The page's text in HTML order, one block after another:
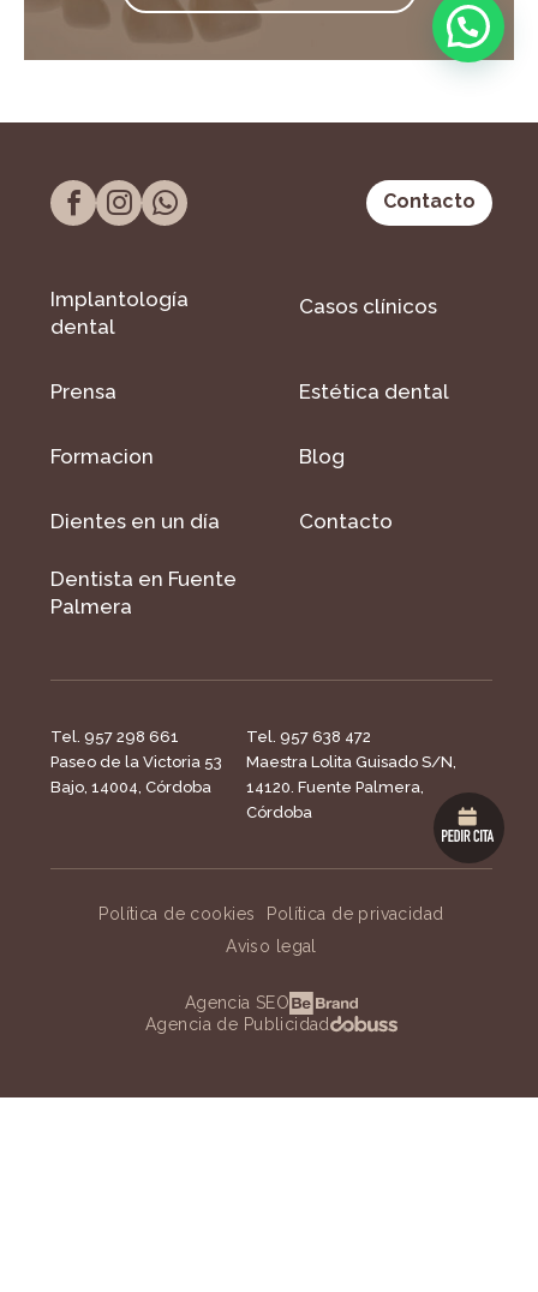
Contacto
Implantología
dental
Casos clínicos
Prensa Estética dental
Formacion Blog
Dientes en un día Contacto
Dentista en Fuente
Palmera
Tel. 957 298 661
Paseo de la Victoria 53
Bajo, 14004, Córdoba
Tel. 957 638 472
Maestra Lolita Guisado S/N,
14120. Fuente Palmera,
Córdoba
Política de cookies
Política de privacidad
Aviso legal
Agencia SEO
Agencia de Publicidad